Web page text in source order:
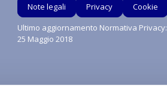
Note legali Privacy
Cookie
Ultimo aggiornamento Normativa Privacy:
25 Maggio 2018